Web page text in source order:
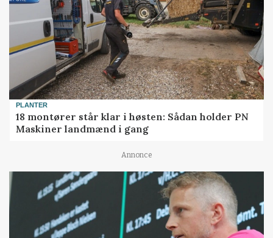
PLANTER
18 montører står klar i høsten: Sådan holder PN
Maskiner landmænd i gang
Annonce